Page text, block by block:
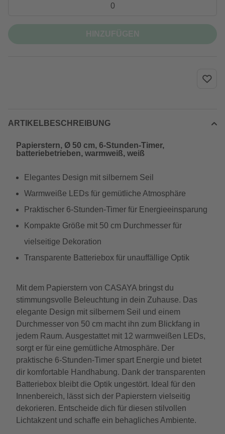
ARTIKELBESCHREIBUNG
Papierstern, Ø 50 cm, 6-Stunden-Timer,
batteriebetrieben, warmweiß, weiß
Elegantes Design mit silbernem Seil
Warmweiße LEDs für gemütliche Atmosphäre
Praktischer 6-Stunden-Timer für Energieeinsparung
Kompakte Größe mit 50 cm Durchmesser für
vielseitige Dekoration
Transparente Batteriebox für unauffällige Optik
Mit dem Papierstern von CASAYA bringst du
stimmungsvolle Beleuchtung in dein Zuhause. Das
elegante Design mit silbernem Seil und einem
Durchmesser von 50 cm macht ihn zum Blickfang in
jedem Raum. Ausgestattet mit 12 warmweißen LEDs,
sorgt er für eine gemütliche Atmosphäre. Der
praktische 6-Stunden-Timer spart Energie und bietet
dir komfortable Handhabung. Dank der transparenten
Batteriebox bleibt die Optik ungestört. Ideal für den
Innenbereich, lässt sich der Papierstern vielseitig
dekorieren. Entscheide dich für diesen stilvollen
Lichtakzent und schaffe ein behagliches Ambiente.